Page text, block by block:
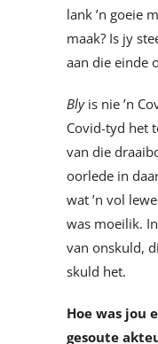
lank ’n goeie
maak? Is jy
aan die einde
Blyis nie ’n
Covid-tyd het
van die
oorlede in
wat ’n vol
was moeilik.
van onskuld,
skuld het.
Hoe was jou
gesoute